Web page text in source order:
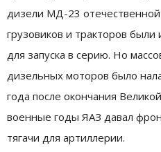
дизели МД-23 отечественной
грузовиков и тракторов
для запуска в серию. Но
дизельных моторов было
года после окончания
военные годы ЯАЗ давал
тягачи для артиллерии.